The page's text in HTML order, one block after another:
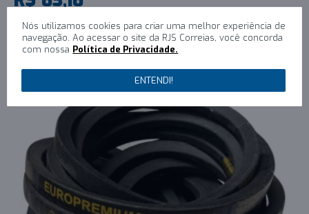
1x R$83,18 sem juros
COMPRAR
Nós utilizamos cookies para criar uma melhor experiência de
navegação. Ao acessar o site da RJS Correias, você concorda
com nossa Política de Privacidade.
ENTENDI!